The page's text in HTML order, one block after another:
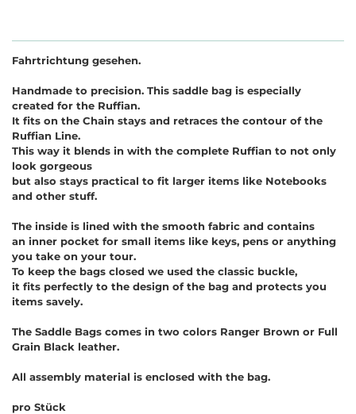
Fahrtrichtung gesehen.
Handmade to precision. This saddle bag is especially
created for the Ruffian.
It fits on the Chain stays and retraces the contour of the
Ruffian Line.
This way it blends in with the complete Ruffian to not only
look gorgeous
but also stays practical to fit larger items like Notebooks
and other stuff.
The inside is lined with the smooth fabric and contains
an inner pocket for small items like keys, pens or anything
you take on your tour.
To keep the bags closed we used the classic buckle,
it fits perfectly to the design of the bag and protects you
items savely.
The Saddle Bags comes in two colors Ranger Brown or Full
Grain Black leather.
All assembly material is enclosed with the bag.
pro Stück